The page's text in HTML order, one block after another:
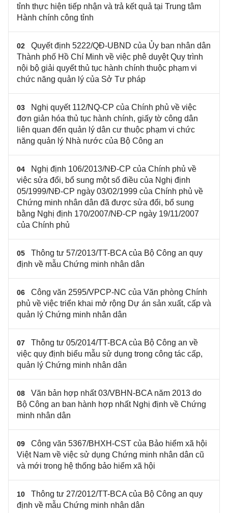
tỉnh thực hiện tiếp nhận và trả kết quả tại Trung tâm
Hành chính công tỉnh
02
Quyết định 5222/QĐ-UBND của Ủy ban nhân dân
Thành phố Hồ Chí Minh về việc phê duyệt Quy trình
nội bộ giải quyết thủ tục hành chính thuộc phạm vi
chức năng quản lý của Sở Tư pháp
03
Nghị quyết 112/NQ-CP của Chính phủ về việc
đơn giản hóa thủ tục hành chính, giấy tờ công dân
liên quan đến quản lý dân cư thuộc phạm vi chức
năng quản lý Nhà nước của Bộ Công an
04
Nghị định 106/2013/NĐ-CP của Chính phủ về
việc sửa đổi, bổ sung một số điều của Nghị định
05/1999/NĐ-CP ngày 03/02/1999 của Chính phủ về
Chứng minh nhân dân đã được sửa đổi, bổ sung
bằng Nghị định 170/2007/NĐ-CP ngày 19/11/2007
của Chính phủ
05
Thông tư 57/2013/TT-BCA của Bộ Công an quy
định về mẫu Chứng minh nhân dân
06
Công văn 2595/VPCP-NC của Văn phòng Chính
phủ về việc triển khai mở rộng Dự án sản xuất, cấp và
quản lý Chứng minh nhân dân
07
Thông tư 05/2014/TT-BCA của Bộ Công an về
việc quy định biểu mẫu sử dụng trong công tác cấp,
quản lý Chứng minh nhân dân
08
Văn bản hợp nhất 03/VBHN-BCA năm 2013 do
Bộ Công an ban hành hợp nhất Nghị định về Chứng
minh nhân dân
09
Công văn 5367/BHXH-CST của Bảo hiểm xã hội
Việt Nam về việc sử dụng Chứng minh nhân dân cũ
và mới trong hệ thống bảo hiểm xã hội
10
Thông tư 27/2012/TT-BCA của Bộ Công an quy
định về mẫu Chứng minh nhân dân